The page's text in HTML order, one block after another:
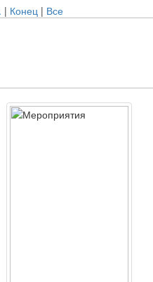
| Конец | Все